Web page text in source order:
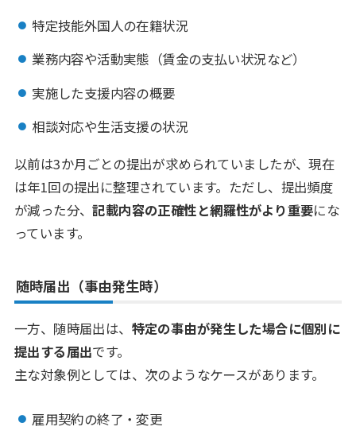
特定技能外国人の在籍状況
業務内容や活動実態（賃金の支払い状況など）
実施した支援内容の概要
相談対応や生活支援の状況
以前は3か月ごとの提出が求められていましたが、現在
は年1回の提出に整理されています。ただし、提出頻度
が減った分、記載内容の正確性と網羅性がより重要にな
っています。
随時届出（事由発生時）
一方、随時届出は、 特定の事由が発生した場合に個別に
提出する届出です。
主な対象例としては、次のようなケースがあります。
雇用契約の終了・変更